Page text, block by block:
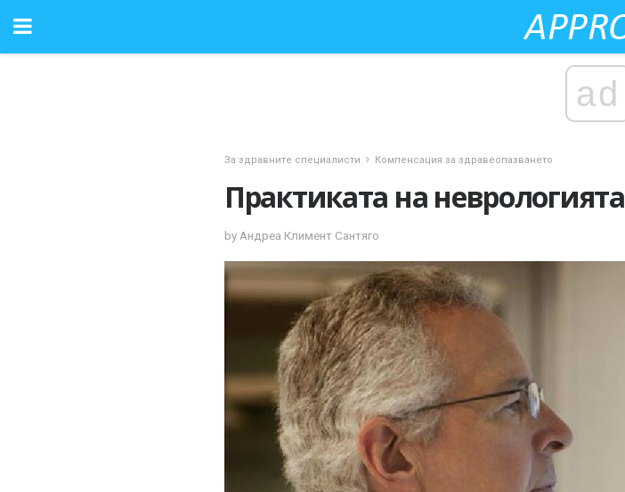
ad
За здравните специалисти Компенсация за здравеопазването
Практиката на неврологията
by Андреа Климент Сантяго